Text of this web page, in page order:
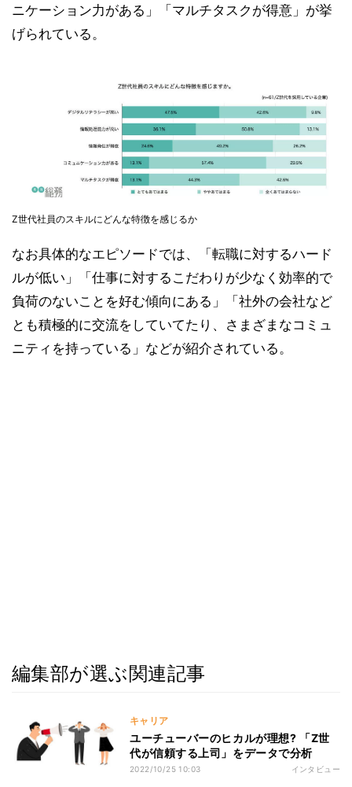
ニケーション力がある」「マルチタスクが得意」が挙
げられている。
Z世代社員のスキルにどんな特徴を感じるか
なお具体的なエピソードでは、「転職に対するハード
ルが低い」「仕事に対するこだわりが少なく効率的で
負荷のないことを好む傾向にある」「社外の会社など
とも積極的に交流をしていてたり、さまざまなコミュ
ニティを持っている」などが紹介されている。
編集部が選ぶ関連記事
キャリア
ユーチューバーのヒカルが理想? 「Z世
代が信頼する上司」をデータで分析
2022/10/25 10:03 インタビュー